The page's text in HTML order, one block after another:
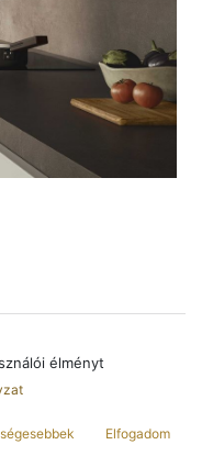
élményt
Elfogadom